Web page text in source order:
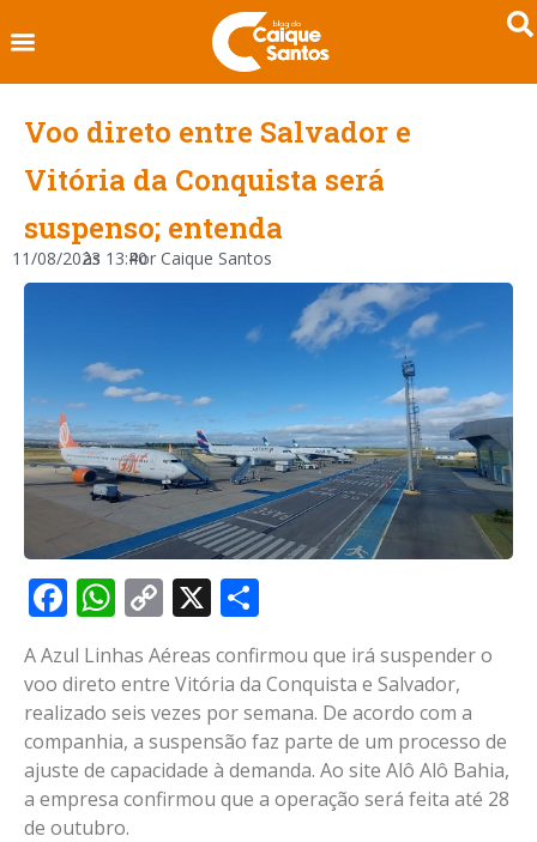
Voo direto entre Salvador e
Vitória da Conquista será
suspenso; entenda
11/08/2023
às 13:40
Por Caique Santos
Facebook
WhatsApp
Copy
Link
X
A Azul Linhas Aéreas confirmou que irá suspender o
voo direto entre Vitória da Conquista e Salvador,
realizado seis vezes por semana. De acordo com a
companhia, a suspensão faz parte de um processo de
ajuste de capacidade à demanda. Ao site Alô Alô Bahia,
a empresa confirmou que a operação será feita até 28
de outubro.